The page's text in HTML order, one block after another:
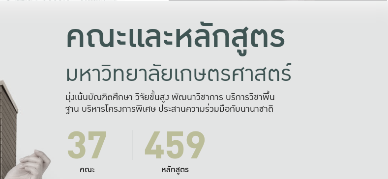
คณะและหลักสูตร
มหาวิทยาลัยเกษตรศาสตร์
มุ่งเน้นบัณฑิตศึกษา วิจัยขั้นสูง พัฒนาวิชาการ บริการวิชาพื้น
ฐาน บริหารโครงการพิเศษ ประสานความร่วมมือกับนานาชาติ
37
คณะ 459
หลักสูตร